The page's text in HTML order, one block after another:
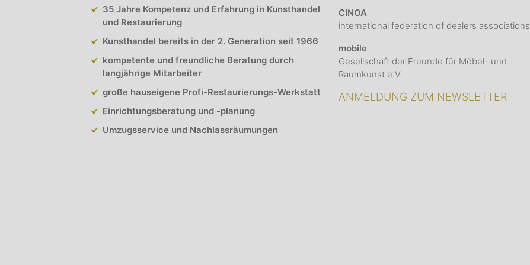
35 Jahre Kompetenz und Erfahrung in Kunsthandel
und Restaurierung
Kunsthandel bereits in der 2. Generation seit 1966
kompetente und freundliche Beratung durch
langjährige Mitarbeiter
große hauseigene Profi-Restaurierungs-Werkstatt
Einrichtungsberatung und -planung
Umzugsservice und Nachlassräumungen
CINOA
international federation of dealers associations
mobile
Gesellschaft der Freunde für Möbel- und
Raumkunst e.V.
ANMELDUNG ZUM NEWSLETTER